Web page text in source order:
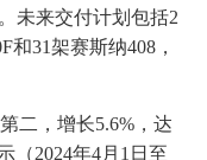
未来交付计划包括2
和31架赛斯纳408，
二，增长5.6%，达
（2024年4月1日至